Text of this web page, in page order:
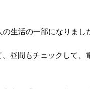
生活の一部になりまし
昼間もチェックして